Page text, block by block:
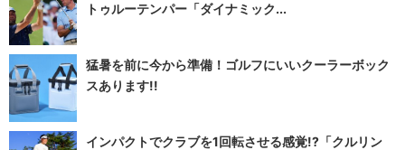
トゥルーテンパー「ダイナミック...
猛暑を前に今から準備！ゴルフにいいクーラーボック
スあります!!
インパクトでクラブを1回転させる感覚!?「クルリン